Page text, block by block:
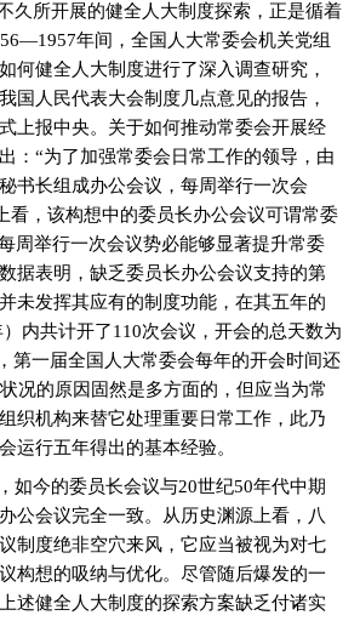
久所开展的健全人大制度探索，正是循着
—1957年间，全国人大常委会机关党组
何健全人大制度进行了深入调查研究，
国人民代表大会制度几点意见的报告，
上报中央。关于如何推动常委会开展经
：“为了加强常委会日常工作的领导，由
书长组成办公会议，每周举行一次会
看，该构想中的委员长办公会议可谓常委
周举行一次会议势必能够显著提升常委
据表明，缺乏委员长办公会议支持的第
未发挥其应有的制度功能，在其五年的
）内共计开了110次会议，开会的总天数为
第一届全国人大常委会每年的开会时间还
况的原因固然是多方面的，但应当为常
织机构来替它处理重要日常工作，此乃
运行五年得出的基本经验。
如今的委员长会议与20世纪50年代中期
公会议完全一致。从历史渊源上看，八
制度绝非空穴来风，它应当被视为对七
构想的吸纳与优化。尽管随后爆发的一
述健全人大制度的探索方案缺乏付诸实